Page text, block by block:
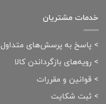
خدمات مشتریان
> پاسخ به پرسش‌های متداول
> رویه‌های بازگرداندن کالا
> قوانین و مقررات
> ثبت شکایت